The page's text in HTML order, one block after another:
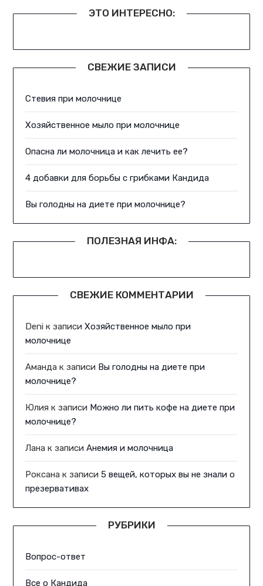
ЭТО ИНТЕРЕСНО:
СВЕЖИЕ ЗАПИСИ
Стевия при молочнице
Хозяйственное мыло при молочнице
Опасна ли молочница и как лечить ее?
4 добавки для борьбы с грибками Кандида
Вы голодны на диете при молочнице?
ПОЛЕЗНАЯ ИНФА:
СВЕЖИЕ КОММЕНТАРИИ
Deni к записиХозяйственное мыло при
молочнице
Аманда к записи Вы голодны на диете при
молочнице?
Юлия к записи Можно ли пить кофе на диете при
молочнице?
Лана к записиАнемия и молочница
Роксана к записи5 вещей, которых вы не знали о
презервативах
РУБРИКИ
Вопрос-ответ
Все о Кандида